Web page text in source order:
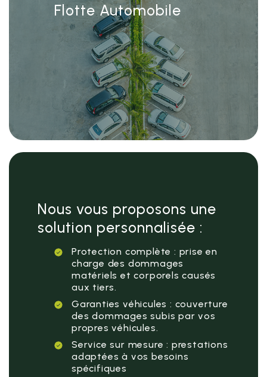
Flotte Automobile
Nous vous proposons une
solution personnalisée :
Protection complète : prise en
charge des dommages
matériels et corporels causés
aux tiers.
Garanties véhicules : couverture
des dommages subis par vos
propres véhicules.
Service sur mesure : prestations
adaptées à vos besoins
spécifiques